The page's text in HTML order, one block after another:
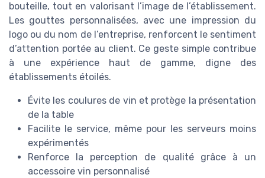
bouteille, tout en valorisant l’image de l’établissement.
Les gouttes personnalisées, avec une impression du
logo ou du nom de l’entreprise, renforcent le sentiment
d’attention portée au client. Ce geste simple contribue
à une expérience haut de gamme, digne des
établissements étoilés.
Évite les coulures de vin et protège la présentation
de la table
Facilite le service, même pour les serveurs moins
expérimentés
Renforce la perception de qualité grâce à un
accessoire vin personnalisé